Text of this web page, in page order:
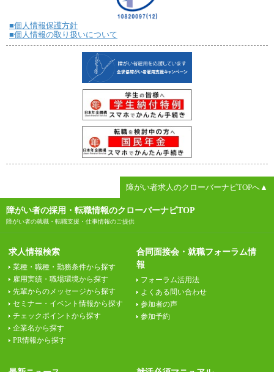
■個人情報保護方針
■個人情報の取り扱いについて
障がい者求人のクローバーナビTOPへ▲
障がい者の採用・転職情報のクローバーナビTOP
障がい者の就職・転職支援・仕事情報のご提供
求人情報検索
業種・職種・勤務条件から探す
雇用実績・職場環境から探す
先輩からのメッセージから探す
セミナー・イベント情報から探す
チェックポイントから探す
企業名から探す
PR情報から探す
合同面接会・就職フォーラム情
報
フォーラム活用法
よくある問い合わせ
参加者の声
参加予約